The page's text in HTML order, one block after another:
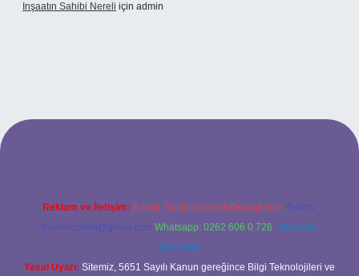
Inşaatın Sahibi Nereli için admin
Reklam ve İletişim: E-mail: backlinkpaneli@gmail.com Teams:
forumhizmeti@gmail.com Whatsapp: 0262 606 0 726 Telegram:
@karabul
Yasal Uyarı: Sitemiz, 5651 Sayılı Kanun gereğince Bilgi Teknolojileri ve